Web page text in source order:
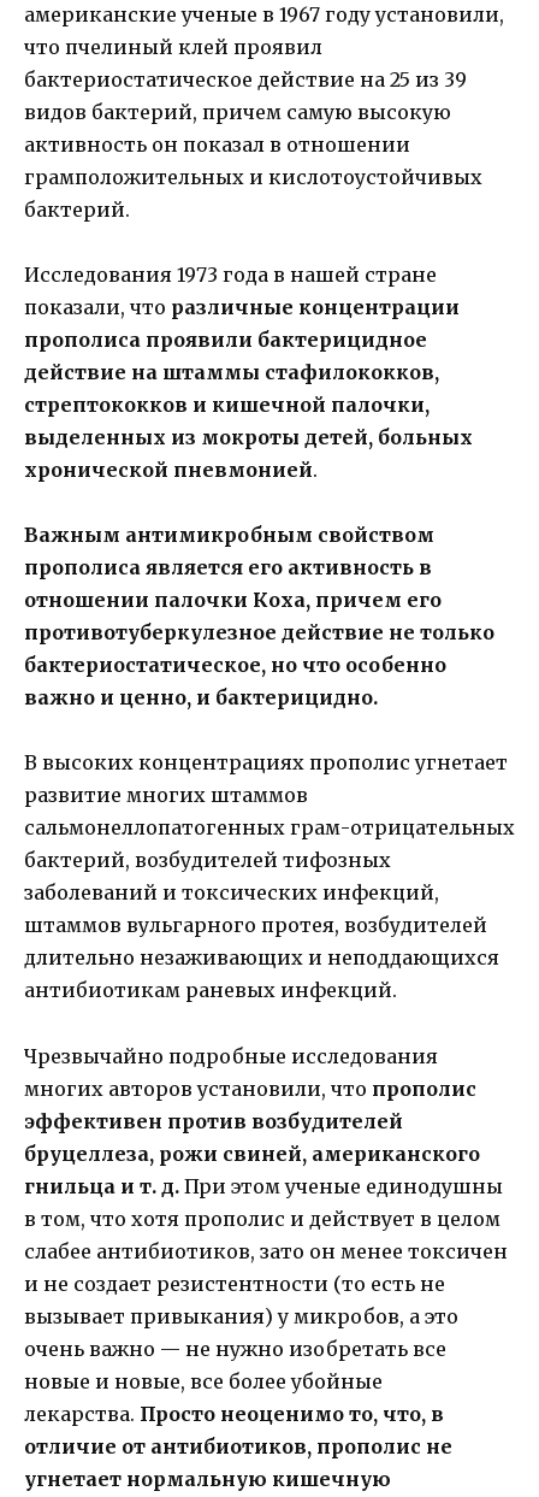
американские ученые в 1967 году установили,
что пчелиный клей проявил
бактериостатическое действие на 25 из 39
видов бактерий, причем самую высокую
активность он показал в отношении
грамположительных и кислотоустойчивых
бактерий.
Исследования 1973 года в нашей стране
показали, что различные концентрации
прополиса проявили бактерицидное
действие на штаммы стафилококков,
стрептококков и кишечной палочки,
выделенных из мокроты детей, больных
хронической пневмонией.
Важным антимикробным свойством
прополиса является его активность в
отношении палочки Коха, причем его
противотуберкулезное действие не только
бактериостатическое, но что особенно
важно и ценно, и бактерицидно.
В высоких концентрациях прополис угнетает
развитие многих штаммов
сальмонеллопатогенных грам-отрицательных
бактерий, возбудителей тифозных
заболеваний и токсических инфекций,
штаммов вульгарного протея, возбудителей
длительно незаживающих и неподдающихся
антибиотикам раневых инфекций.
Чрезвычайно подробные исследования
многих авторов установили, что прополис
эффективен против возбудителей
бруцеллеза, рожи свиней, американского
гнильца и т. д. При этом ученые единодушны
в том, что хотя прополис и действует в целом
слабее антибиотиков, зато он менее токсичен
и не создает резистентности (то есть не
вызывает привыкания) у микробов, а это
очень важно — не нужно изобретать все
новые и новые, все более убойные
лекарства. Просто неоценимо то, что, в
отличие от антибиотиков, прополис не
угнетает нормальную кишечную